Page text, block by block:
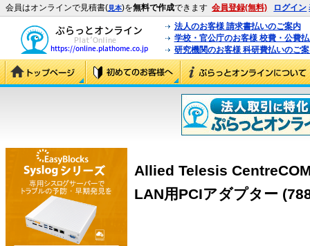
会員はオンラインで見積書(見本)を無料で作成できます 会員登録(無料) ログイン
法人のお客様 請求書払いのご案内
学校・官公庁のお客様 校費・公費
研究機関のお客様 科研費払いのご
Allied Telesis
LAN用PCIアダプター